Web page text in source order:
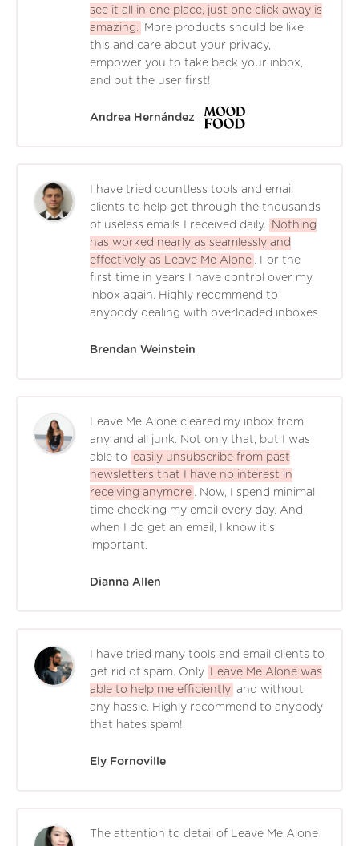
see it all in one place, just one click away is
amazing.
More products should be like
this and care about your privacy,
empower you to take back your inbox,
and put the user first!
Andrea Hernández
I have tried countless tools and email
clients to help get through the thousands
of useless emails I received daily.
Nothing
has worked nearly as seamlessly and
effectively as Leave Me Alone . For the
first time in years I have control over my
inbox again. Highly recommend to
anybody dealing with overloaded inboxes.
Brendan Weinstein
Leave Me Alone cleared my inbox from
any and all junk. Not only that, but I was
able to easily unsubscribe from past
newsletters that I have no interest in
receiving anymore . Now, I spend minimal
time checking my email every day. And
when I do get an email, I know it's
important.
Dianna Allen
I have tried many tools and email clients to
get rid of spam. Only
Leave Me Alone was
able to help me efficiently and without
any hassle. Highly recommend to anybody
that hates spam!
Ely Fornoville
The attention to detail of Leave Me Alone